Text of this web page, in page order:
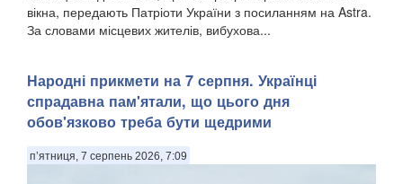
вікна, передають Патріоти України з посиланням на Astra.
За словами місцевих жителів, вибухова...
Народні прикмети на 7 серпня. Українці
спрадавна пам'ятали, що цього дня
обов'язково треба бути щедрими
п’ятниця, 7 серпень 2026, 7:09